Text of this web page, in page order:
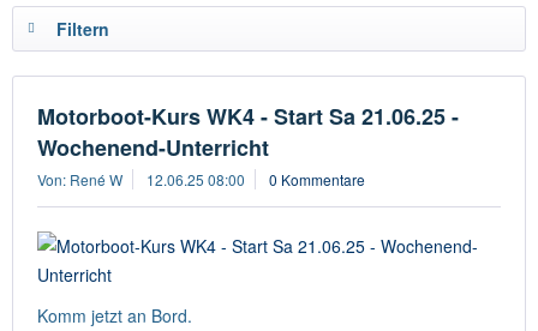
Filtern
Motorboot-Kurs WK4 - Start Sa 21.06.25 -
Wochenend-Unterricht
Von: René W 12.06.25 08:00 0 Kommentare
Komm jetzt an Bord.